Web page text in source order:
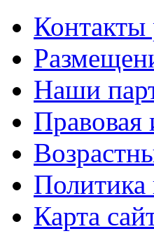
Контакты
Наши
Политика
Карта